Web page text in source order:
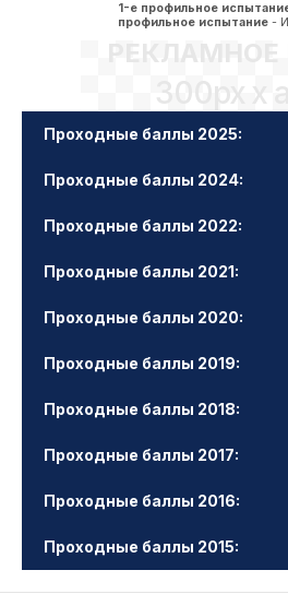
1-е профильное
профильное испытание -
РЕКЛАМНОЕ
300px x
Проходные баллы 2025:
Проходные баллы 2024:
Проходные баллы 2022:
Проходные баллы 2021:
Проходные баллы 2020:
Проходные баллы 2019:
Проходные баллы 2018:
Проходные баллы 2017:
Проходные баллы 2016:
Проходные баллы 2015: